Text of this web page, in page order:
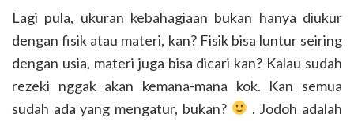
Lagi pula, ukuran kebahagiaan bukan hanya diukur
dengan fisik atau materi, kan? Fisik bisa luntur seiring
dengan usia, materi juga bisa dicari kan? Kalau sudah
rezeki nggak akan kemana-mana kok. Kan semua
sudah ada yang mengatur, bukan?
. Jodoh adalah